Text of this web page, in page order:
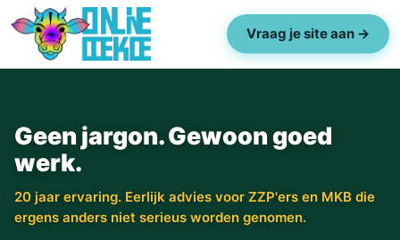
Vraag je site aan →
Geen jargon. Gewoon goed
werk.
20 jaar ervaring. Eerlijk advies voor ZZP'ers en MKB die
ergens anders niet serieus worden genomen.